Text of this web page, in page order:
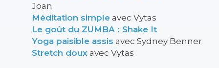
Joan
Méditation simple avec Vytas
Le goût du ZUMBA : Shake It
Yoga paisible assis avec Sydney Benner
Stretch doux avec Vytas